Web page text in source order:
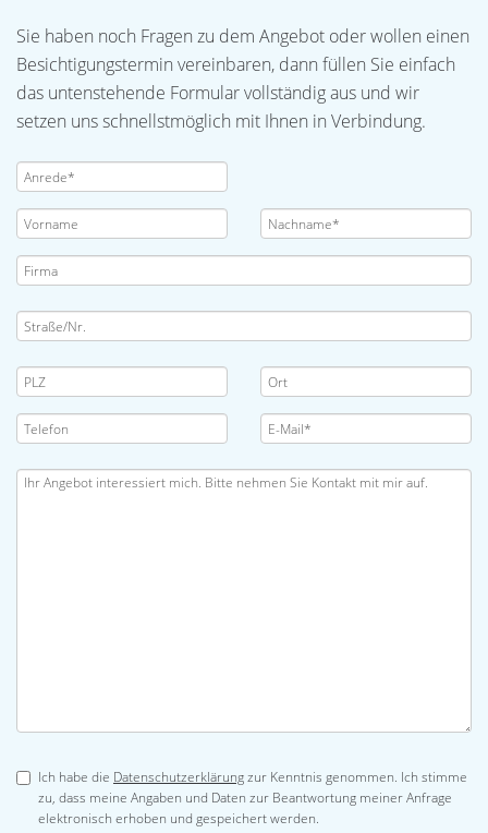
Sie haben noch Fragen zu dem Angebot oder wollen einen
Besichtigungstermin vereinbaren, dann füllen Sie einfach
das untenstehende Formular vollständig aus und wir
setzen uns schnellstmöglich mit Ihnen in Verbindung.
Ich habe die Datenschutzerklärungzur Kenntnis genommen. Ich stimme
zu, dass meine Angaben und Daten zur Beantwortung meiner Anfrage
elektronisch erhoben und gespeichert werden.